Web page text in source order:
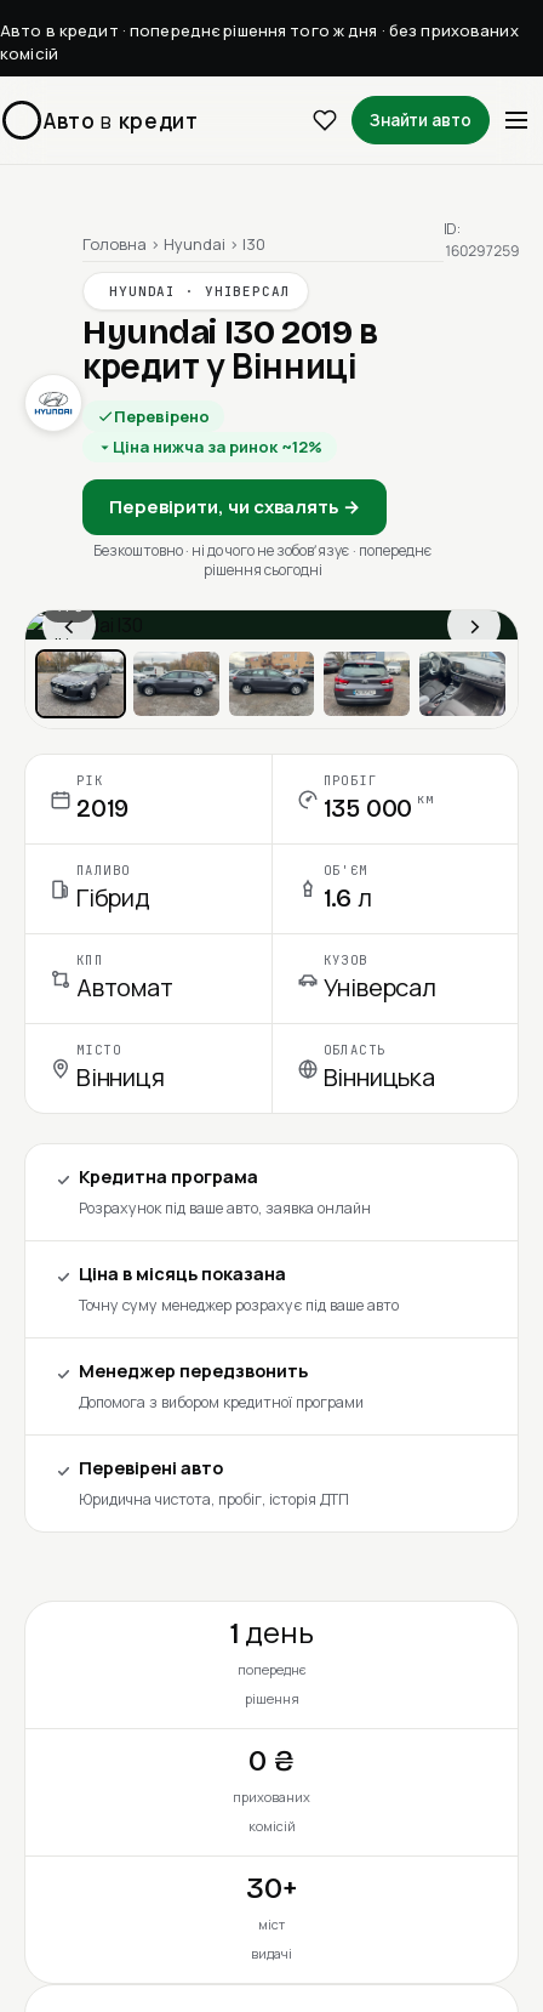
Авто в кредит · попереднє рішення того ж дня · без прихованих
комісій
Авто в кредит Знайти авто
Головна › Hyundai › I30
HYUNDAI · УНІВЕРСАЛ
Hyundai I30 2019 в
кредит у Вінниці
Перевірено
Ціна нижча за ринок ~12%
Перевірити, чи схвалять →
Безкоштовно · ні до чого не зобовʼязує · попереднє
рішення сьогодні
ID:
160297259
‹ ›
1 / 6
Ціна в місяць
РІК
2019
ПРОБІГ
135 000 км
ПАЛИВО
Гібрид
ОБ'ЄМ
1.6 л
КПП
Автомат
КУЗОВ
Універсал
МІСТО
Вінниця
ОБЛАСТЬ
Вінницька
Кредитна програма
Розрахунок під ваше авто, заявка онлайн
Ціна в місяць показана
Точну суму менеджер розрахує під ваше авто
Менеджер передзвонить
Допомога з вибором кредитної програми
Перевірені авто
Юридична чистота, пробіг, історія ДТП
1 день
попереднє
рішення
0 ₴
прихованих
комісій
30+
міст
видачі